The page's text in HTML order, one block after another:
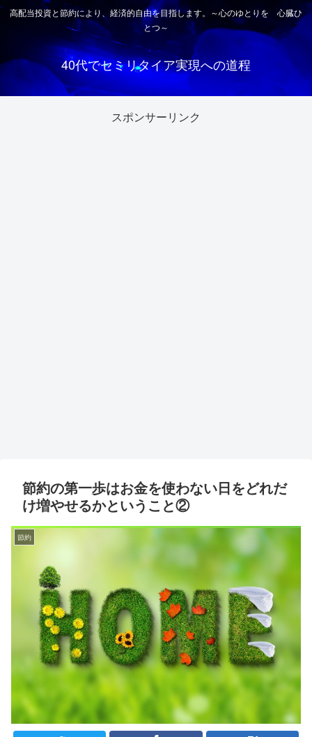
高配当投資と節約により、経済的自由を目指します。～心のゆとりを 心臓ひ
とつ～
40代でセミリタイア実現への道程
スポンサーリンク
節約の第一歩はお金を使わない日をどれだ
け増やせるかということ②
節約